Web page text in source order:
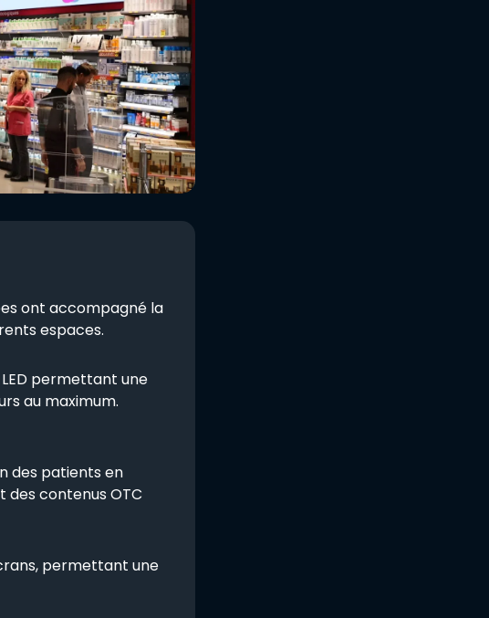
ont accompagné la
espaces.
permettant une
au maximum.
des patients en
des contenus OTC
permettant une